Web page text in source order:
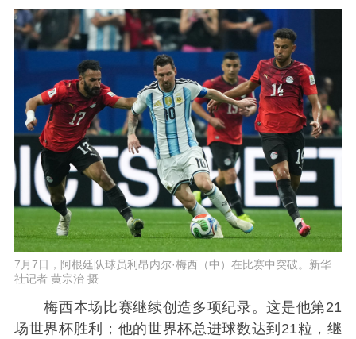
7月7日，阿根廷队球员利昂内尔·梅西（中）在比赛中突破。新华
社记者 黄宗治 摄
梅西本场比赛继续创造多项纪录。这是他第21
场世界杯胜利；他的世界杯总进球数达到21粒，继